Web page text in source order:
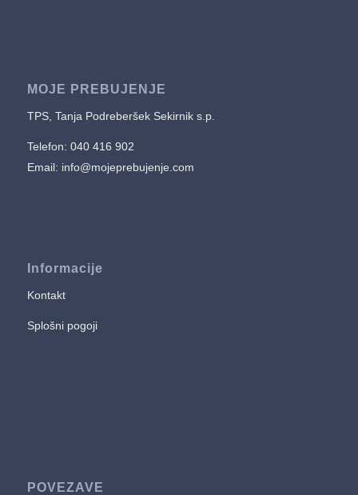
MOJE PREBUJENJE
TPS, Tanja Podreberšek Sekirnik s.p.
Telefon: 040 416 902
Email: info@mojeprebujenje.com
Informacije
Kontakt
Splošni pogoji
POVEZAVE